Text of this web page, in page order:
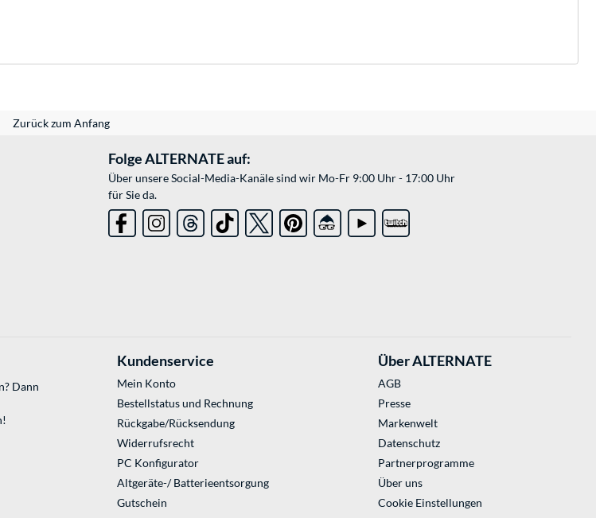
Zurück zum Anfang
Folge ALTERNATE auf:
Über unsere Social-Media-Kanäle sind wir Mo-Fr 9:00 Uhr - 17:00 Uhr
für Sie da.
Dann
Kundenservice
Mein Konto
Bestellstatus und Rechnung
Rückgabe/Rücksendung
Widerrufsrecht
PC Konfigurator
Altgeräte-/ Batterieentsorgung
Gutschein
Über ALTERNATE
AGB
Presse
Markenwelt
Datenschutz
Partnerprogramme
Über uns
Cookie Einstellungen